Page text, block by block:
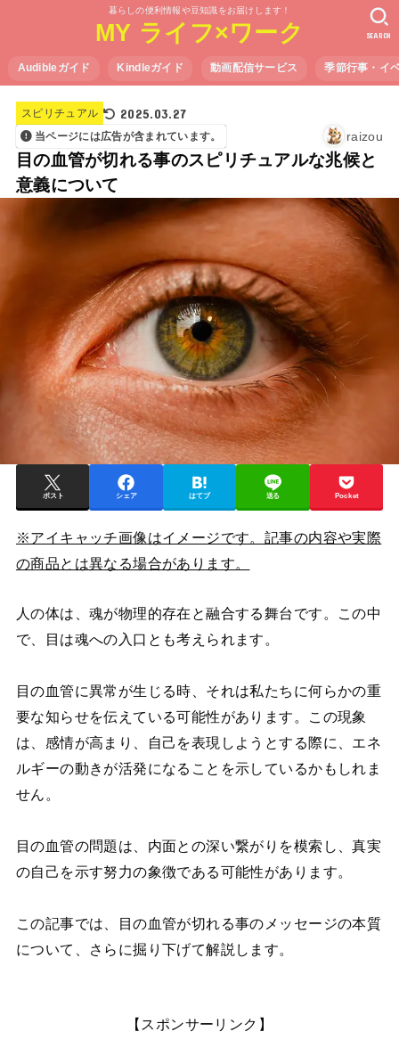
暮らしの便利情報や豆知識をお届けします！
MY ライフ×ワーク
Audibleガイド Kindleガイド 動画配信サービス 季節行事・イ
SEARCH
スピリチュアル 2025.03.27
当ページには広告が含まれています。 raizou
目の血管が切れる事のスピリチュアルな兆候と
意義について
ポスト シェア はてブ 送る Pocket
※アイキャッチ画像はイメージです。記事の内容や実際
の商品とは異なる場合があります。
人の体は、魂が物理的存在と融合する舞台です。この中
で、目は魂への入口とも考えられます。
目の血管に異常が生じる時、それは私たちに何らかの重
要な知らせを伝えている可能性があります。この現象
は、感情が高まり、自己を表現しようとする際に、エネ
ルギーの動きが活発になることを示しているかもしれま
せん。
目の血管の問題は、内面との深い繋がりを模索し、真実
の自己を示す努力の象徴である可能性があります。
この記事では、目の血管が切れる事のメッセージの本質
について、さらに掘り下げて解説します。
【スポンサーリンク】